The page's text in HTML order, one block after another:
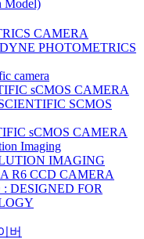
Model)
CAMERA
PHOTOMETRICS
camera
sCMOS CAMERA
SCMOS
sCMOS CAMERA
Imaging
IMAGING
R6 CCD CAMERA
DESIGNED FOR
버